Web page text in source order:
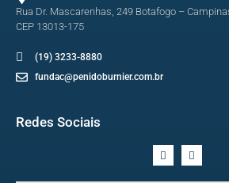
Rua Dr. Mascarenhas, 249 Botafogo –
CEP 13013-175
(19) 3233-8880
fundac@penidoburnier.com.br
Redes Sociais